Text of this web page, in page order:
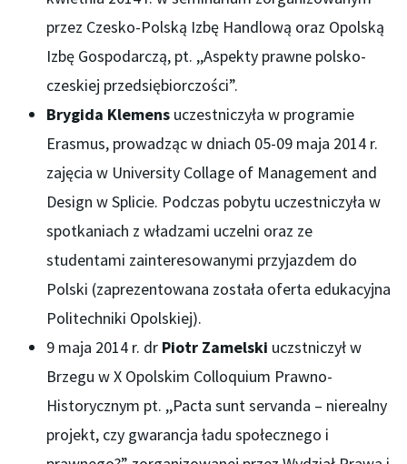
przez Czesko-Polską Izbę Handlową oraz Opolską
Izbę Gospodarczą, pt. ,,Aspekty prawne polsko-
czeskiej przedsiębiorczości”.
Brygida Klemens uczestniczyła w programie
Erasmus, prowadząc w dniach 05-09 maja 2014 r.
zajęcia w University Collage of Management and
Design w Splicie. Podczas pobytu uczestniczyła w
spotkaniach z władzami uczelni oraz ze
studentami zainteresowanymi przyjazdem do
Polski (zaprezentowana została oferta edukacyjna
Politechniki Opolskiej).
9 maja 2014 r. dr Piotr Zamelski uczstniczył w
Brzegu w X Opolskim Colloquium Prawno-
Historycznym pt. ,,Pacta sunt servanda – nierealny
projekt, czy gwarancja ładu społecznego i